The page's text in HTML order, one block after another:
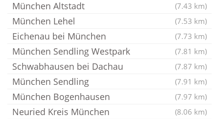
München Altstadt (7.43 km)
München Lehel (7.53 km)
Eichenau bei München (7.73 km)
München Sendling Westpark (7.81 km)
Schwabhausen bei Dachau (7.87 km)
München Sendling (7.91 km)
München Bogenhausen (7.97 km)
Neuried Kreis München (8.06 km)